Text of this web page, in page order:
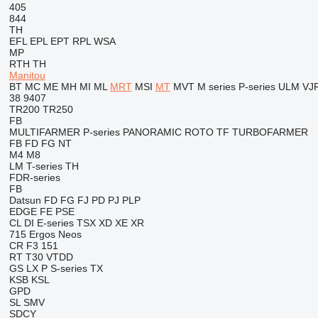
405
844
TH
EFL EPL EPT RPL WSA
MP
RTH TH
Manitou
BT MC ME MH MI ML MRT MSI MT MVT M series P-series ULM
38 9407
TR200 TR250
FB
MULTIFARMER P-series PANORAMIC ROTO TF TURBOFARMER
FB FD FG NT
M4 M8
LM T-series TH
FDR-series
FB
Datsun FD FG FJ PD PJ PLP
EDGE FE PSE
CL DI E-series TSX XD XE XR
715 Ergos Neos
CR F3 151
RT T30 VTDD
GS LX P S-series TX
KSB KSL
GPD
SL SMV
SDCY